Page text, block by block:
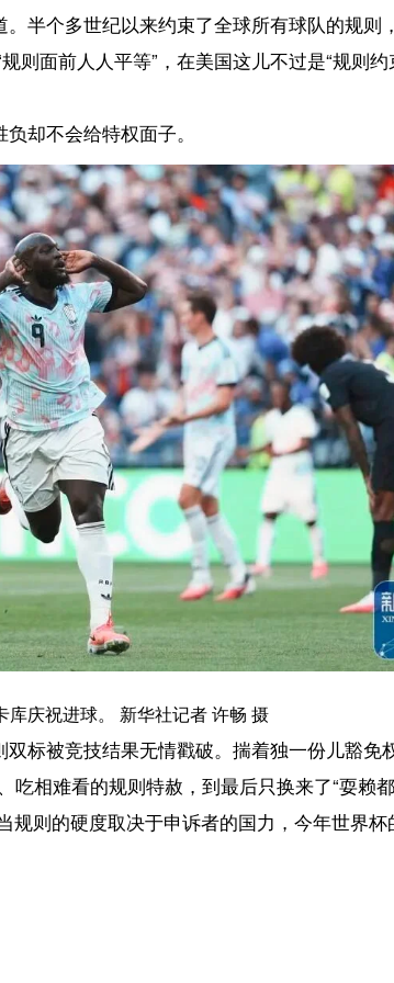
华社记者 许畅 摄
无情戳破。揣着独一份儿豁免权登场的美国队，在强
特赦，到最后只换来了“耍赖都赢不了”的足坛笑柄。
于申诉者的国力，今年世界杯的纯粹性就已经打了折
【责任编辑：刘如
【内容审核：孙令
| 联系我们
岛民 岛报 岛生活
证:46120180001网站备案/许可证号:琼ICP备10001305号-1